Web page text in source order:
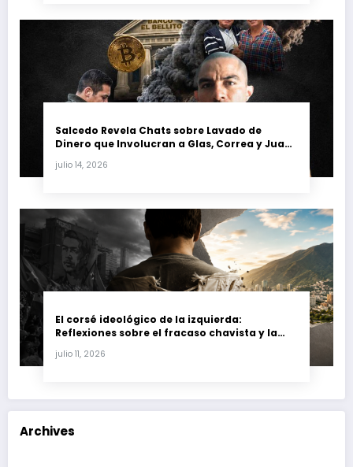
Salcedo Revela Chats sobre Lavado de
Dinero que Involucran a Glas, Correa y Juan
julio 14, 2026
El corsé ideológico de la izquierda:
Reflexiones sobre el fracaso chavista y la
julio 11, 2026
Archives